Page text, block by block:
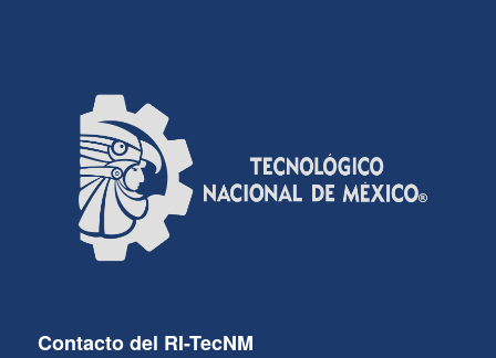
Contacto del RI-TecNM